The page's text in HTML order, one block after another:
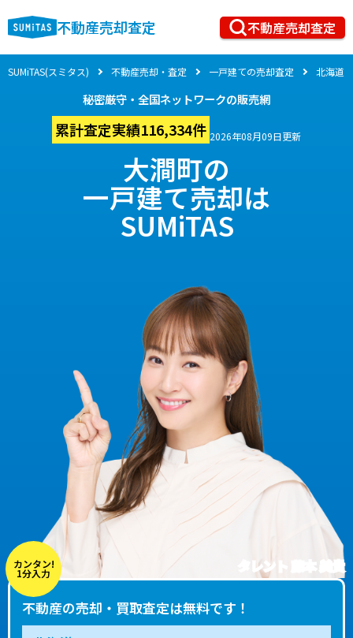
不動産売却査定 不動産売却査定
SUMiTAS(スミタス) 不動産売却・査定 一戸建ての売却査定 北海道
秘密厳守・全国ネットワークの販売網
累計査定実績116,334件 2026年08月09日更新
大澗町の
一戸建て売却は
SUMiTAS
タレント 藤本 美貴
カンタン!
1分入力
不動産の売却・買取査定は無料です！